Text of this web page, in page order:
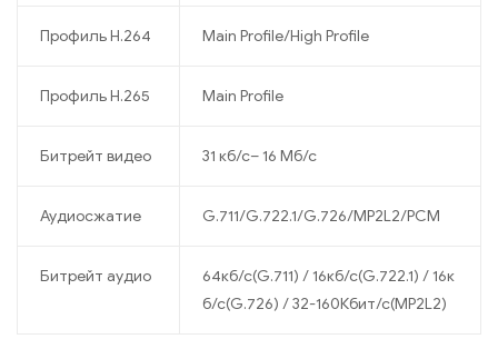
Профиль H.264 Main Profile/High Profile
Профиль H.265 Main Profile
Битрейт видео 31 кб/с– 16 Мб/с
Аудиосжатие G.711/G.722.1/G.726/MP2L2/PCM
Битрейт аудио
64кб/с(G.711) / 16кб/с(G.722.1) / 16к
б/с(G.726) / 32-160Кбит/с(MP2L2)